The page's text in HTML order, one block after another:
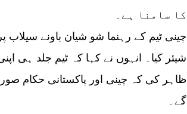
کا سامنا ہے۔
چینی ٹیم کے رہنما شو شیان باونے سیلاب
شیئر کیا۔ انہوں نے کہا کہ ٹیم جلد ہی
ظاہر کی کہ چینی اور پاکستانی حکام
گے۔